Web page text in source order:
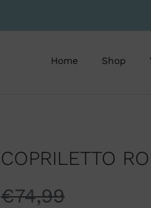
Home Shop
COPRILETTO
€74,99